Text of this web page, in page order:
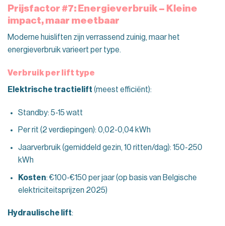
Prijsfactor #7: Energieverbruik – Kleine
impact, maar meetbaar
Moderne huisliften zijn verrassend zuinig, maar het
energieverbruik varieert per type.
Verbruik per lift type
Elektrische tractielift (meest efficiënt):
Standby: 5-15 watt
Per rit (2 verdiepingen): 0,02-0,04 kWh
Jaarverbruik (gemiddeld gezin, 10 ritten/dag): 150-250
kWh
Kosten: €100-€150 per jaar (op basis van Belgische
elektriciteitsprijzen 2025)
Hydraulische lift: